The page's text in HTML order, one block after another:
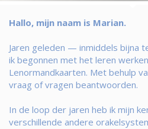
Hallo, mijn naam is Marian.
Jaren geleden — inmiddels bijna
ik begonnen met het leren
Lenormandkaarten. Met behulp
vraag of vragen beantwoorden.
In de loop der jaren heb ik mijn
verschillende andere